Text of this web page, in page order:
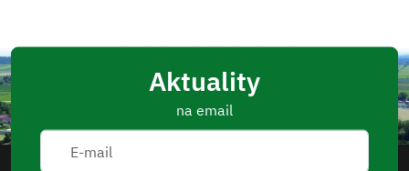
Aktuality
na email